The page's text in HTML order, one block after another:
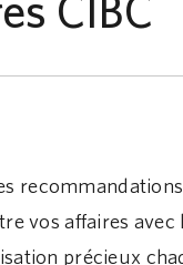
CIBC
vos affaires avec
précieux